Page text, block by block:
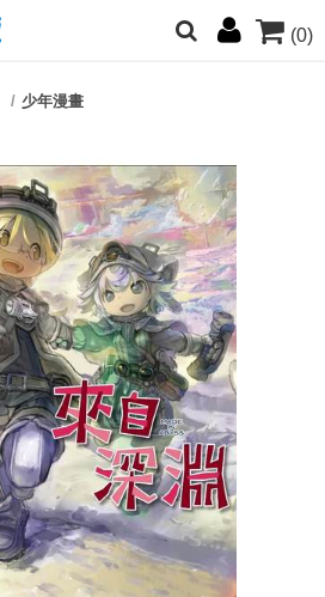
(0)
少年漫畫